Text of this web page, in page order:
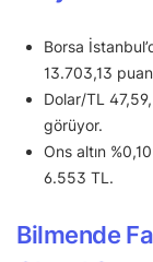
Borsa
13.703,13
Dolar/TL
görüyor.
Ons altın
6.553 TL.
Bilmende